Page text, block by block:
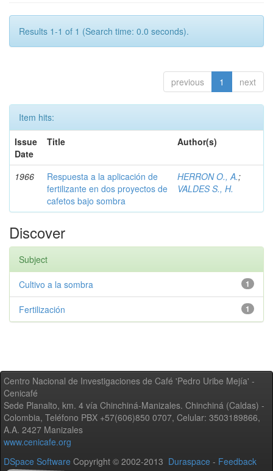
Results 1-1 of 1 (Search time: 0.0 seconds).
previous 1 next
Item hits:
Issue
Date
Title Author(s)
1966
Respuesta a la aplicación de
fertilizante en dos proyectos de
cafetos bajo sombra
HERRON O., A.;
VALDES S., H.
Discover
Subject
1
Cultivo a la sombra
1
Fertilización
Centro Nacional de Investigaciones de Café 'Pedro Uribe Mejía' -
Cenicafé
Sede Planalto, km. 4 vía Chinchiná-Manizales. Chinchiná (Caldas) -
Colombia, Teléfono PBX +57(606)850 0707, Celular: 3503189866,
A.A. 2427 Manizales
www.cenicafe.org
DSpace Software Copyright © 2002-2013 Duraspace - Feedback